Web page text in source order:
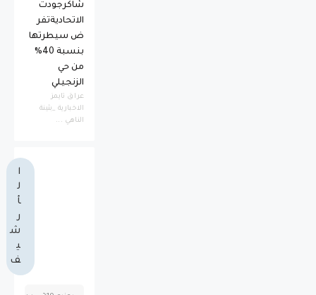
شاكرجودت
الاتحاديةتفر
ض سيطرتها
بنسبة 40%
من حي
الزنجيلي
عراق تايمز
الاخبارية _بثينة
الناهي ...
ا
ل
أ
ر
ش
ي
ف